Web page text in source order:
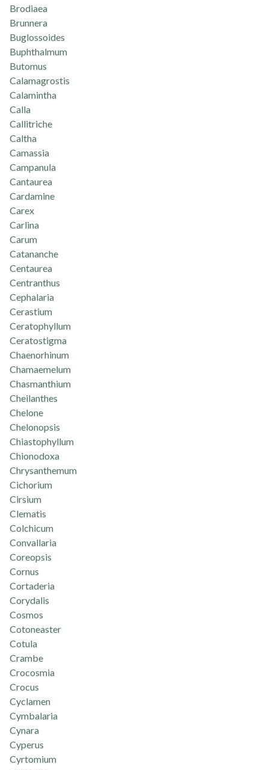
Brodiaea
Brunnera
Buglossoides
Buphthalmum
Butomus
Calamagrostis
Calamintha
Calla
Callitriche
Caltha
Camassia
Campanula
Cantaurea
Cardamine
Carex
Carlina
Carum
Catananche
Centaurea
Centranthus
Cephalaria
Cerastium
Ceratophyllum
Ceratostigma
Chaenorhinum
Chamaemelum
Chasmanthium
Cheilanthes
Chelone
Chelonopsis
Chiastophyllum
Chionodoxa
Chrysanthemum
Cichorium
Cirsium
Clematis
Colchicum
Convallaria
Coreopsis
Cornus
Cortaderia
Corydalis
Cosmos
Cotoneaster
Cotula
Crambe
Crocosmia
Crocus
Cyclamen
Cymbalaria
Cynara
Cyperus
Cyrtomium